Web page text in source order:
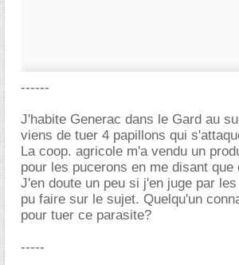
------
J'habite Generac dans le Gard au
viens de tuer 4 papillons qui
La coop. agricole m'a vendu un
pour les pucerons en me disant
J'en doute un peu si j'en juge par
pu faire sur le sujet. Quelqu'un
pour tuer ce parasite?
-----